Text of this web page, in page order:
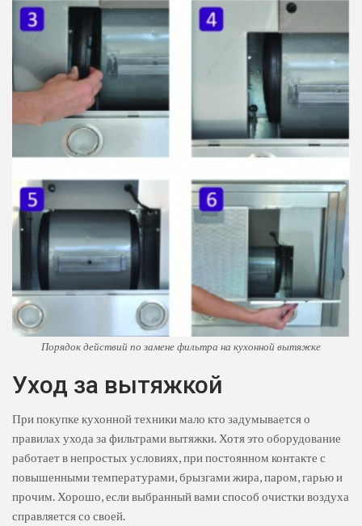
Порядок действий по замене фильтра на кухонной вытяжке
Уход за вытяжкой
При покупке кухонной техники мало кто задумывается о
правилах ухода за фильтрами вытяжки. Хотя это оборудование
работает в непростых условиях, при постоянном контакте с
повышенными температурами, брызгами жира, паром, гарью и
прочим. Хорошо, если выбранный вами способ очистки воздуха
справляется со своей.